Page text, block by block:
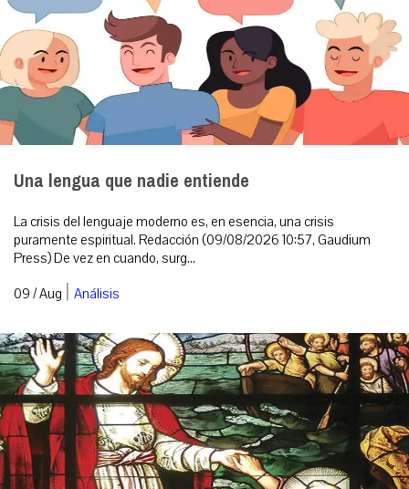
Una lengua que nadie entiende
La crisis del lenguaje moderno es, en esencia, una crisis
puramente espiritual. Redacción (09/08/2026 10:57, Gaudium
Press) De vez en cuando, surg...
09 / Aug | Análisis